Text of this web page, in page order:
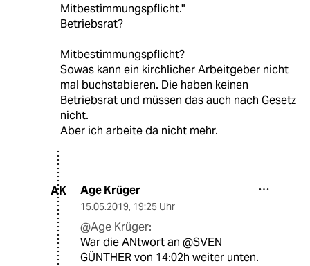
Mitbestimmungspflicht."
Betriebsrat?
Mitbestimmungspflicht?
Sowas kann ein kirchlicher Arbeitgeber nicht
mal buchstabieren. Die haben keinen
Betriebsrat und müssen das auch nach Gesetz
nicht.
Aber ich arbeite da nicht mehr.
AK Age Krüger
15.05.2019, 19:25 Uhr
@Age Krüger:
War die ANtwort an @SVEN
GÜNTHER von 14:02h weiter unten.